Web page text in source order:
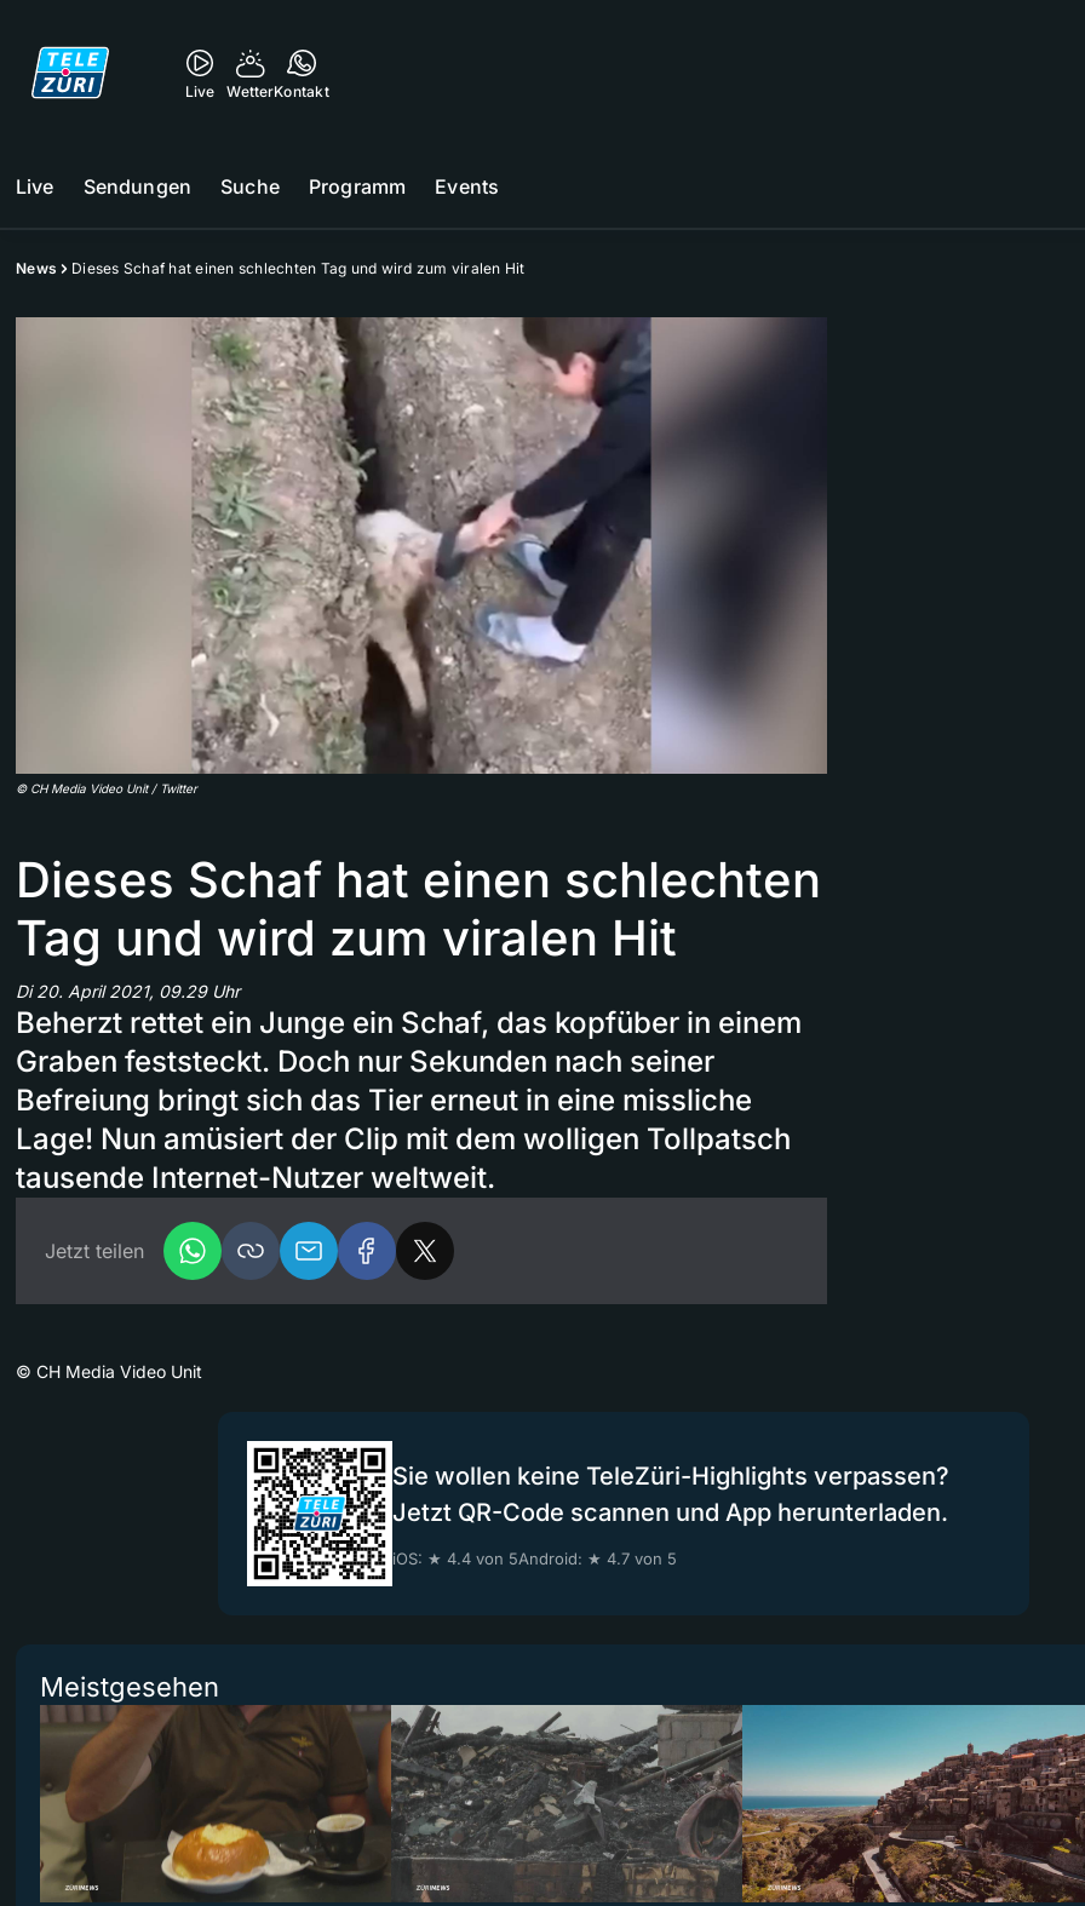
Live WetterKontakt
Live Sendungen Suche Programm Events
News Dieses Schaf hat einen schlechten Tag und wird zum viralen Hit
© CH Media Video Unit / Twitter
Dieses Schaf hat einen schlechten
Tag und wird zum viralen Hit
Di 20. April 2021, 09.29 Uhr
Beherzt rettet ein Junge ein Schaf, das kopfüber in einem
Graben feststeckt. Doch nur Sekunden nach seiner
Befreiung bringt sich das Tier erneut in eine missliche
Lage! Nun amüsiert der Clip mit dem wolligen Tollpatsch
tausende Internet-Nutzer weltweit.
Jetzt teilen
© CH Media Video Unit
Sie wollen keine TeleZüri-Highlights verpassen?
Jetzt QR-Code scannen und App herunterladen.
iOS: ★ 4.4 von 5Android: ★ 4.7 von 5
Meistgesehen